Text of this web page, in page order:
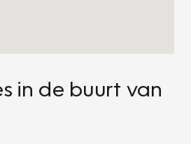
in de buurt van